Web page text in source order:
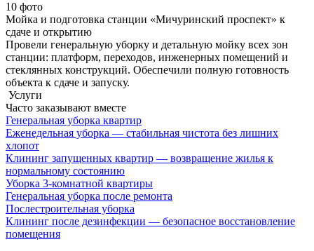
10 фото
Мойка и подготовка станции «Мичуринский проспект» к
сдаче и открытию
Провели генеральную уборку и детальную мойку всех зон
станции: платформ, переходов, инженерных помещений и
стеклянных конструкций. Обеспечили полную готовность
объекта к сдаче и запуску.
Услуги
Часто заказывают вместе
Генеральная уборка квартир
Еженедельная уборка — стабильная чистота без лишних
хлопот
Клининг запущенных квартир — возвращение жилья к
нормальному состоянию
Уборка 3-комнатной квартиры
Генеральная уборка после ремонта
Послестроительная уборка
Клининг после дезинфекции — безопасное восстановление
помещения